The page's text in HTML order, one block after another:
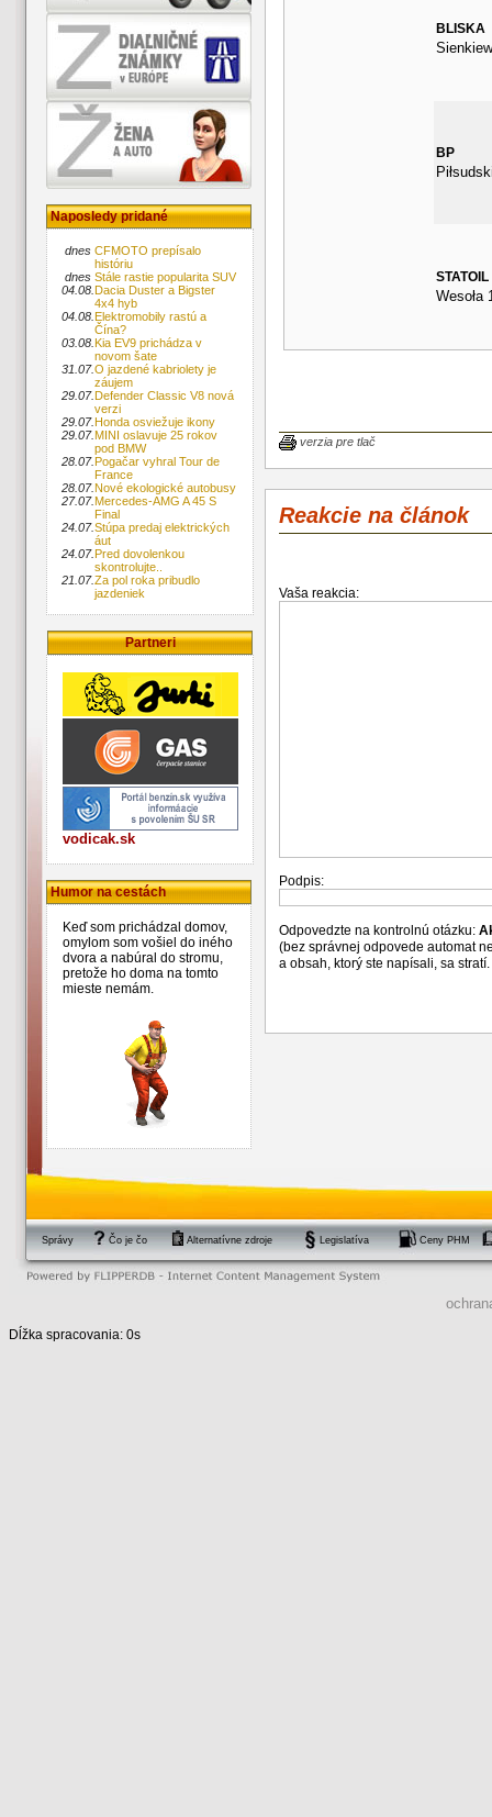
Naposledy pridané
dnes CFMOTO prepísalo
históriu
dnes Stále rastie popularita SUV
04.08.Dacia Duster a Bigster
4x4 hyb
04.08.Elektromobily rastú a
Čína?
03.08.Kia EV9 prichádza v
novom šate
31.07.O jazdené kabriolety je
záujem
29.07.Defender Classic V8 nová
verzi
29.07.Honda osviežuje ikony
29.07.MINI oslavuje 25 rokov
pod BMW
28.07.Pogačar vyhral Tour de
France
28.07.Nové ekologické autobusy
27.07.Mercedes-AMG A 45 S
Final
24.07.Stúpa predaj elektrických
áut
24.07.Pred dovolenkou
skontrolujte..
21.07.Za pol roka pribudlo
jazdeniek
Partneri
vodicak.sk
Humor na cestách
Keď som prichádzal domov,
omylom som vošiel do iného
dvora a nabúral do stromu,
pretože ho doma na tomto
mieste nemám.
BLISKA
BP
STATOIL
Wesoła
verzia pre tlač
Reakcie na článok
Vaša reakcia:
Podpis:
Odpovedzte na kontrolnú otázku:
(bez správnej odpovede automat
a obsah, ktorý ste napísali, sa
Správy Čo je čo Alternatívne zdroje Legislatíva Ceny PHM
Dĺžka spracovania: 0s